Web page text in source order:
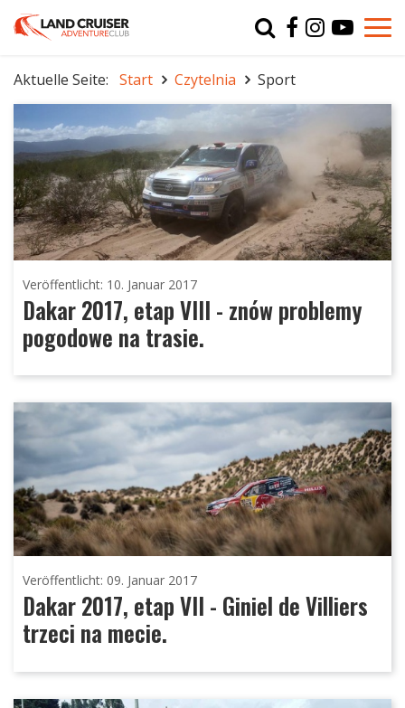
Aktuelle Seite: Start Czytelnia Sport
Veröffentlicht: 10. Januar 2017
Dakar 2017, etap VIII - znów problemy
pogodowe na trasie.
Veröffentlicht: 09. Januar 2017
Dakar 2017, etap VII - Giniel de Villiers
trzeci na mecie.